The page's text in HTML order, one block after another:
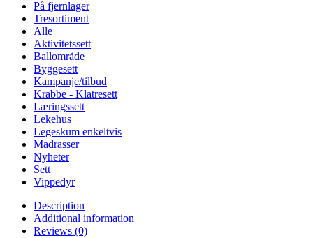
På fjernlager
Tresortiment
Alle
Aktivitetssett
Ballområde
Byggesett
Kampanje/tilbud
Krabbe - Klatresett
Læringssett
Lekehus
Legeskum enkeltvis
Madrasser
Nyheter
Sett
Vippedyr
Description
Additional information
Reviews (0)